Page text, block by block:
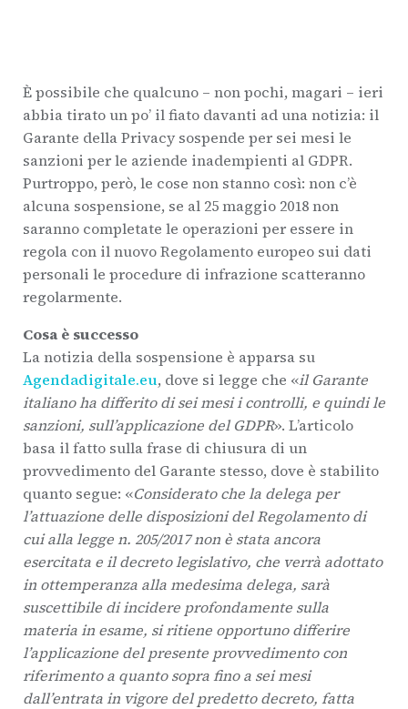
È possibile che qualcuno – non pochi, magari – ieri
abbia tirato un po’ il fiato davanti ad una notizia: il
Garante della Privacy sospende per sei mesi le
sanzioni per le aziende inadempienti al GDPR.
Purtroppo, però, le cose non stanno così: non c’è
alcuna sospensione, se al 25 maggio 2018 non
saranno completate le operazioni per essere in
regola con il nuovo Regolamento europeo sui dati
personali le procedure di infrazione scatteranno
regolarmente.
Cosa è successo
La notizia della sospensione è apparsa su
Agendadigitale.eu, dove si legge che «il Garante
italiano ha differito di sei mesi i controlli, e quindi le
sanzioni, sull’applicazione del GDPR». L’articolo
basa il fatto sulla frase di chiusura di un
provvedimento del Garante stesso, dove è stabilito
quanto segue: «Considerato che la delega per
l’attuazione delle disposizioni del Regolamento di
cui alla legge n. 205/2017 non è stata ancora
esercitata e il decreto legislativo, che verrà adottato
in ottemperanza alla medesima delega, sarà
suscettibile di incidere profondamente sulla
materia in esame, si ritiene opportuno differire
l’applicazione del presente provvedimento con
riferimento a quanto sopra fino a sei mesi
dall’entrata in vigore del predetto decreto, fatta